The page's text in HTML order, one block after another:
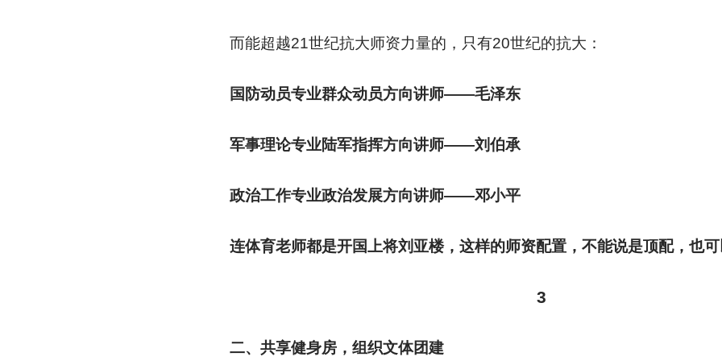
而能超越21世纪抗大师资力量的，只有20世纪的抗大：
国防动员专业群众动员方向讲师——毛泽东
军事理论专业陆军指挥方向讲师——刘伯承
政治工作专业政治发展方向讲师——邓小平
连体育老师都是开国上将刘亚楼，这样的师资配置，不能说是顶配，也可
3
二、共享健身房，组织文体团建